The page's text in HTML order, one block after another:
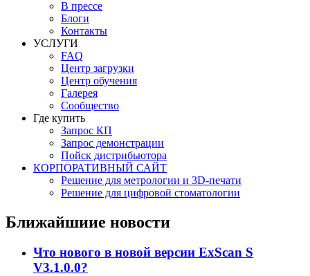
В прессе
Блоги
Контакты
УСЛУГИ
FAQ
Центр загрузки
Центр обучения
Галерея
Сообщество
Где купить
Запрос КП
Запрос демонстрации
Пойск дистрибьютора
КОРПОРАТИВНЫЙ САЙТ
Решение для метрологии и 3D-печати
Решение для цифровой стоматологии
Ближайшиие новости
Что нового в новой версии ExScan S
V3.1.0.0?